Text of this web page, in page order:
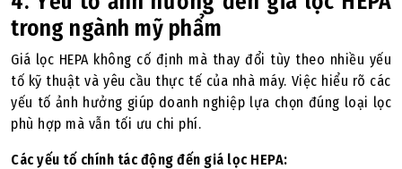
trong ngành mỹ phẩm
Giá lọc HEPA không cố định mà thay đổi tùy theo nhiều yếu
tố kỹ thuật và yêu cầu thực tế của nhà máy. Việc hiểu rõ các
yếu tố ảnh hưởng giúp doanh nghiệp lựa chọn đúng loại lọc
phù hợp mà vẫn tối ưu chi phí.
Các yếu tố chính tác động đến giá lọc HEPA: